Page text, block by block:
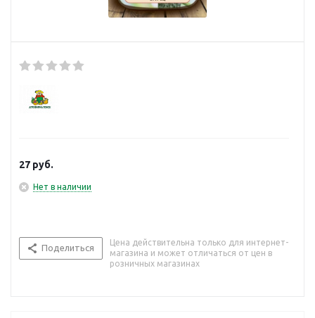
27 руб.
Нет в наличии
Поделиться
Цена действительна только для интернет-
магазина и может отличаться от цен в
розничных магазинах